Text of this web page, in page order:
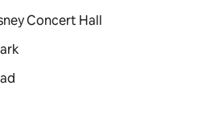
Concert Hall